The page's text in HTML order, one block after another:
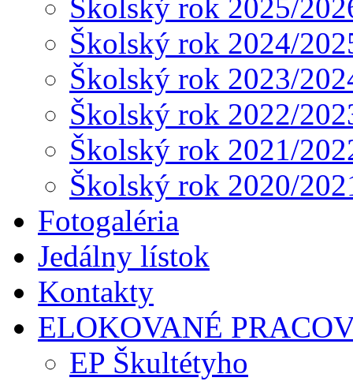
Školský rok 2025/
Školský rok 2024/
Školský rok 2023/
Školský rok 2022/
Školský rok 2021/
Školský rok 2020/
Fotogaléria
Jedálny lístok
Kontakty
ELOKOVANÉ
EP Škultétyho